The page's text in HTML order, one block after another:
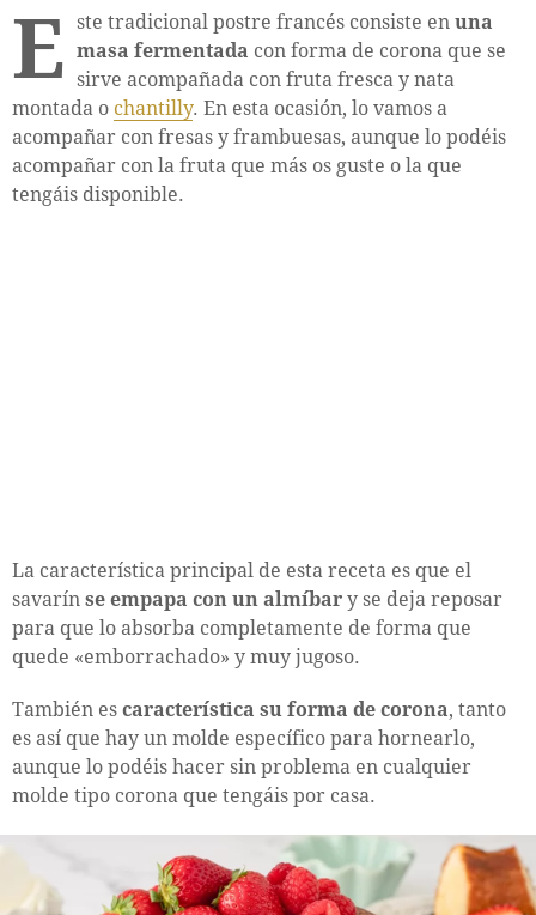
E ste tradicional postre francés consiste en una
masa fermentada con forma de corona que se
sirve acompañada con fruta fresca y nata
montada o chantilly. En esta ocasión, lo vamos a
acompañar con fresas y frambuesas, aunque lo podéis
acompañar con la fruta que más os guste o la que
tengáis disponible.
La característica principal de esta receta es que el
savarín se empapa con un almíbar y se deja reposar
para que lo absorba completamente de forma que
quede «emborrachado» y muy jugoso.
También es característica su forma de corona, tanto
es así que hay un molde específico para hornearlo,
aunque lo podéis hacer sin problema en cualquier
molde tipo corona que tengáis por casa.